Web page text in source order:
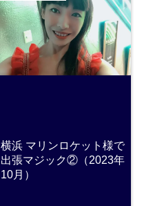
横浜 マリンロケット様で
出張マジック②（2023年
10月）